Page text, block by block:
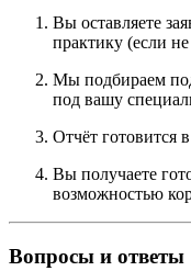
Вы оставляете
практику (если
Мы подбираем
под вашу
Отчёт готовится
Вы получаете
возможностью
Вопросы и ответы